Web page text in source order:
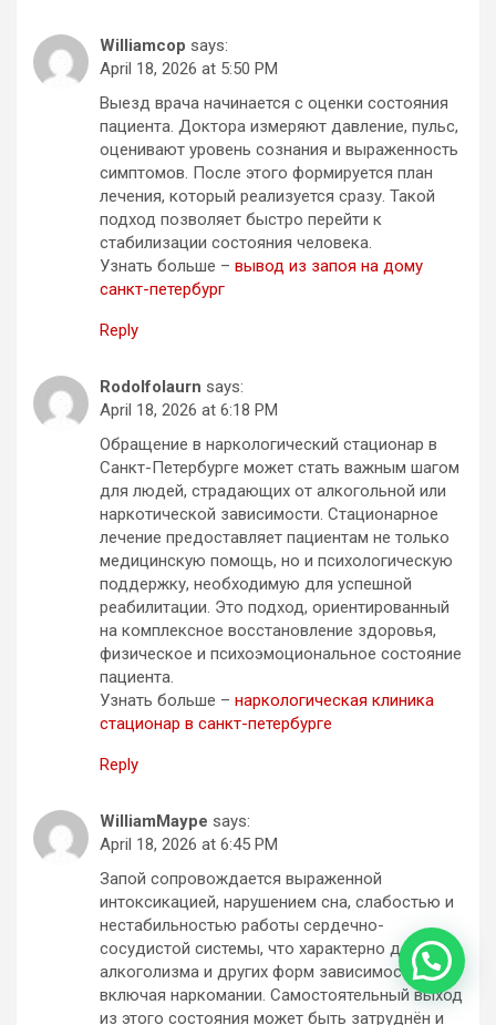
Williamcop says:
April 18, 2026 at 5:50 PM
Выезд врача начинается с оценки состояния
пациента. Доктора измеряют давление, пульс,
оценивают уровень сознания и выраженность
симптомов. После этого формируется план
лечения, который реализуется сразу. Такой
подход позволяет быстро перейти к
стабилизации состояния человека.
Узнать больше – вывод из запоя на дому
санкт-петербург
Reply
Rodolfolaurn says:
April 18, 2026 at 6:18 PM
Обращение в наркологический стационар в
Санкт-Петербурге может стать важным шагом
для людей, страдающих от алкогольной или
наркотической зависимости. Стационарное
лечение предоставляет пациентам не только
медицинскую помощь, но и психологическую
поддержку, необходимую для успешной
реабилитации. Это подход, ориентированный
на комплексное восстановление здоровья,
физическое и психоэмоциональное состояние
пациента.
Узнать больше – наркологическая клиника
стационар в санкт-петербурге
Reply
WilliamMaype says:
April 18, 2026 at 6:45 PM
Запой сопровождается выраженной
интоксикацией, нарушением сна, слабостью и
нестабильностью работы сердечно-
сосудистой системы, что характерно для
алкоголизма и других форм зависимости,
включая наркомании. Самостоятельный выход
из этого состояния может быть затруднён и
hello